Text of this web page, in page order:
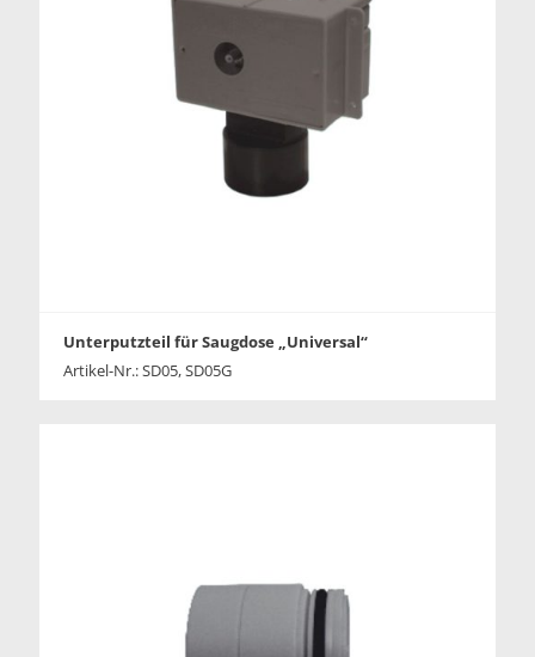
Unterputzteil für Saugdose „Universal“
Artikel-Nr.: SD05, SD05G